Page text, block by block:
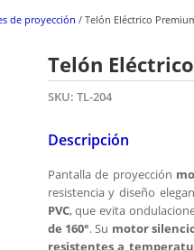
de proyección / Telón Eléctrico
Telón
SKU: TL-204
Descripción
Pantalla de proyección
resistencia y diseño
PVC, que evita
de 160°. Su motor
resistentes a